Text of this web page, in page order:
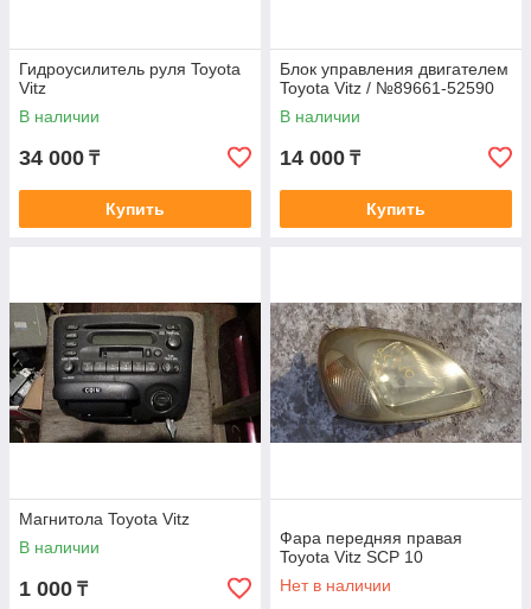
Гидроусилитель руля Toyota
Vitz
В наличии
34 000 ₸
Купить
Блок управления двигателем
Toyota Vitz / №89661-52590
В наличии
14 000 ₸
Купить
Магнитола Toyota Vitz
В наличии
1 000 ₸
Фара передняя правая
Toyota Vitz SCP 10
Нет в наличии